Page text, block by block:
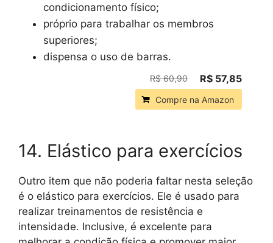
condicionamento físico;
próprio para trabalhar os membros
superiores;
dispensa o uso de barras.
R$ 60,90 R$ 57,85
Compre na Amazon
14. Elástico para exercícios
Outro item que não poderia faltar nesta seleção
é o elástico para exercícios. Ele é usado para
realizar treinamentos de resistência e
intensidade. Inclusive, é excelente para